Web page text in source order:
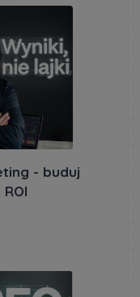
- buduj